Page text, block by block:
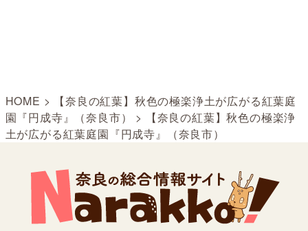
HOME >
【奈良の紅葉】秋色の極楽浄土が広がる紅葉庭
園『円成寺』（奈良市）
>
【奈良の紅葉】秋色の極楽浄
土が広がる紅葉庭園『円成寺』（奈良市）